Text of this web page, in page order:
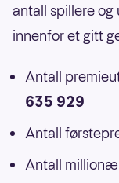
antall spillere
innenfor et gitt
Antall
635 929
Antall
Antall